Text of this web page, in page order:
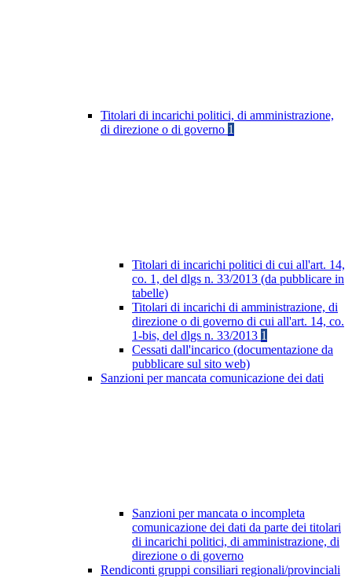
Titolari di incarichi politici, di amministrazione,
di direzione o di governo 1
Titolari di incarichi politici di cui all'art. 14,
co. 1, del dlgs n. 33/2013 (da pubblicare in
tabelle)
Titolari di incarichi di amministrazione, di
direzione o di governo di cui all'art. 14, co.
1-bis, del dlgs n. 33/2013 1
Cessati dall'incarico (documentazione da
pubblicare sul sito web)
Sanzioni per mancata comunicazione dei dati
Sanzioni per mancata o incompleta
comunicazione dei dati da parte dei titolari
di incarichi politici, di amministrazione, di
direzione o di governo
Rendiconti gruppi consiliari regionali/provinciali